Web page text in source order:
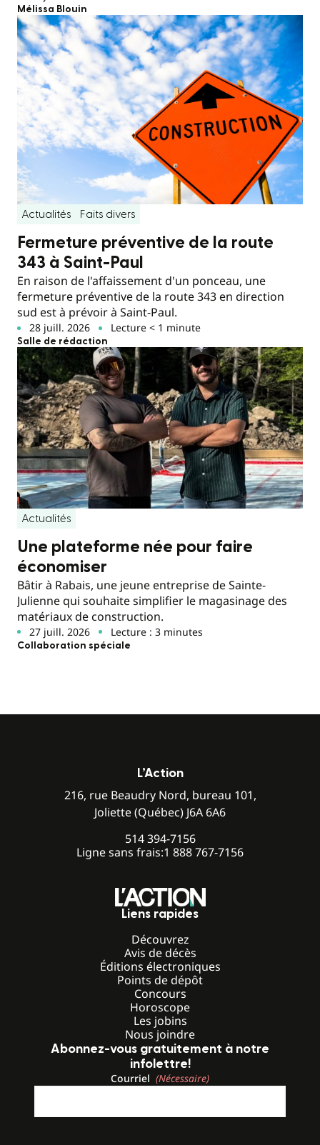
Mélissa Blouin
Actualités Faits divers
Fermeture préventive de la route
343 à Saint-Paul
En raison de l'affaissement d'un ponceau, une
fermeture préventive de la route 343 en direction
sud est à prévoir à Saint-Paul.
28 juill. 2026 Lecture < 1 minute
Salle de rédaction
Actualités
Une plateforme née pour faire
économiser
Bâtir à Rabais, une jeune entreprise de Sainte-
Julienne qui souhaite simplifier le magasinage des
matériaux de construction.
27 juill. 2026 Lecture : 3 minutes
Collaboration spéciale
L’Action
216, rue Beaudry Nord, bureau 101,
Joliette (Québec) J6A 6A6
514 394-7156
Ligne sans frais:1 888 767-7156
Liens rapides
Découvrez
Avis de décès
Éditions électroniques
Points de dépôt
Concours
Horoscope
Les jobins
Nous joindre
Abonnez-vous gratuitement à notre
infolettre!
Courriel (Nécessaire)